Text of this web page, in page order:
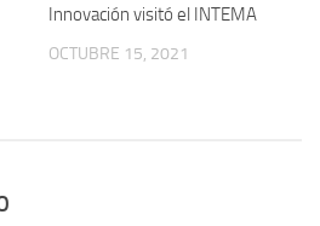
Innovación visitó el INTEMA
OCTUBRE 15, 2021